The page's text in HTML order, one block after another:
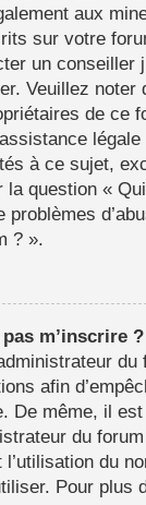
aux
sur votre
un conseiller
Veuillez noter
de ce
à ce sujet,
la question «
? ».
m’inscrire ?
du
afin
De même, il
du
du
Pour plus